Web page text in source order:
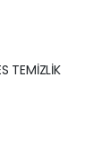
TEMİZLİK